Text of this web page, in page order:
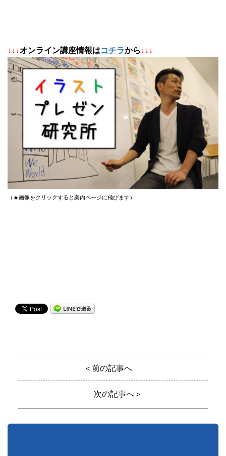
↓ ↓ ↓オンライン講座情報はコチラから ↓↓↓
（★画像をクリックすると案内ページに飛びます）
＜前の記事へ
次の記事へ＞